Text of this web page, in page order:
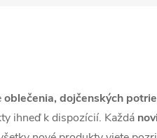
oblečenia, dojčenských
ihneď k dispozícií. Každá